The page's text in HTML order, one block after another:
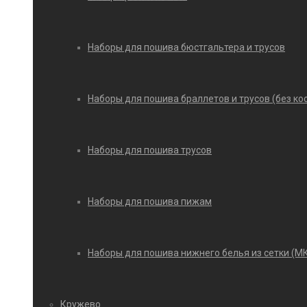
Наборы для пошива бюстгальтера и трусов
Наборы для пошива браллетов и трусов (без
Наборы для пошива трусов
Наборы для пошива пижам
Наборы для пошива нижнего белья из сетки
Кружево